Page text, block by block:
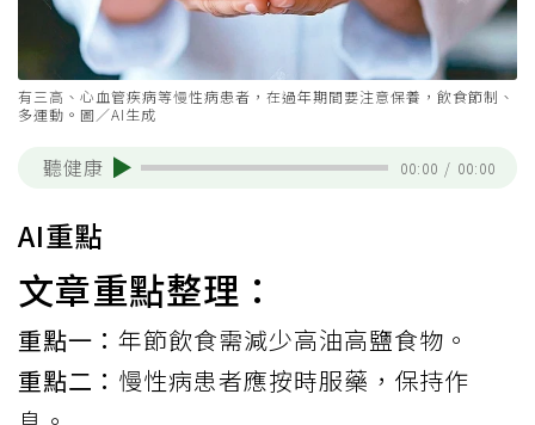
有三高、心血管疾病等慢性病患者，在過年期間要注意保養，飲食節制、
多運動。圖／AI生成
聽健康 00:00 / 00:00
AI重點
文章重點整理：
重點一： 年節飲食需減少高油高鹽食物。
重點二： 慢性病患者應按時服藥，保持作